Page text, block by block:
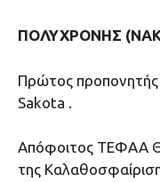
ΠΟΛΥΧΡΟΝΗΣ
Πρώτος
Sakota .
Aπόφοιτος ΤΕΦΑΑ
της